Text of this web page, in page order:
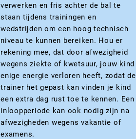
verwerken en fris achter de bal te
staan tijdens trainingen en
wedstrijden om een hoog technisch
niveau te kunnen bereiken. Hou er
rekening mee, dat door afwezigheid
wegens ziekte of kwetsuur, jouw kind
enige energie verloren heeft, zodat de
trainer het gepast kan vinden je kind
een extra dag rust toe te kennen. Een
inloopperiode kan ook nodig zijn na
afwezigheden wegens vakantie of
examens.